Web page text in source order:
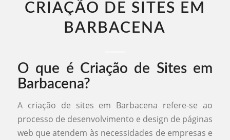
CRIAÇÃO DE SITES EM
BARBACENA​
O que é Criação de Sites em
Barbacena?
A criação de sites em Barbacena refere-se ao
processo de desenvolvimento e design de páginas
web que atendem às necessidades de empresas e